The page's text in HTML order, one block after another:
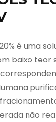
é uma
baixo teor
não